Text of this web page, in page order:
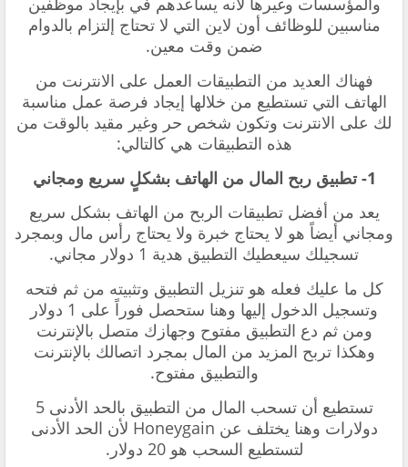
مناسبين للوظائف أون لاين التي لا تحتاج إلتزام بالدوام
ضمن وقت معين.
فهناك العديد من التطبيقات العمل على الانترنت من
الهاتف التي تستطيع من خلالها إيجاد فرصة عمل مناسبة
لك على الانترنت وتكون شخص حر وغير مقيد بالوقت من
هذه التطبيقات هي كالتالي:
1- تطبيق ربح المال من الهاتف بشكلٍ سريع ومجاني
يعد من أفضل تطبيقات الربح من الهاتف بشكل سريع
ومجاني أيضاً هو لا يحتاج خبرة ولا يحتاج رأس مال وبمجرد
تسجيلك سيعطيك التطبيق هدية 1 دولار مجاني.
كل ما عليك فعله هو تنزيل التطبيق وتثبيته من ثم فتحه
وتسجيل الدخول إليها وهنا ستحصل فوراً على 1 دولار
ومن ثم دع التطبيق مفتوح وجهازك متصل بالإنترنت
وهكذا تربح المزيد من المال بمجرد اتصالك بالإنترنت
والتطبيق مفتوح.
تستطيع أن تسحب المال من التطبيق بالحد الأدنى 5
دولارات وهنا يختلف عن Honeygain لأن الحد الأدنى
لتستطيع السحب هو 20 دولار.